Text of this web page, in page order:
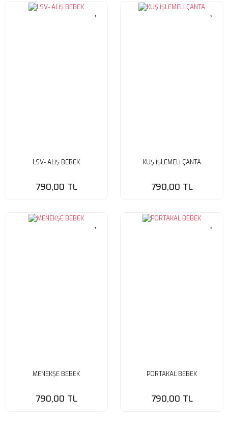
LSV- ALİŞ BEBEK
790,00 TL
KUŞ İŞLEMELİ ÇANTA
790,00 TL
MENEKŞE BEBEK
790,00 TL
PORTAKAL BEBEK
790,00 TL